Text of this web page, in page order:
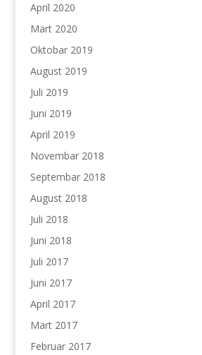
April 2020
Mart 2020
Oktobar 2019
August 2019
Juli 2019
Juni 2019
April 2019
Novembar 2018
Septembar 2018
August 2018
Juli 2018
Juni 2018
Juli 2017
Juni 2017
April 2017
Mart 2017
Februar 2017